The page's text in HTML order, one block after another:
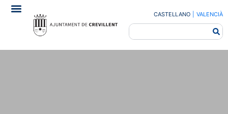
CASTELLANO VALENCIÀ